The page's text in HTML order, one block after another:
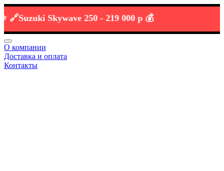
Skywave 250 -219 000 р 💰
О компании
Доставка и оплата
Контакты